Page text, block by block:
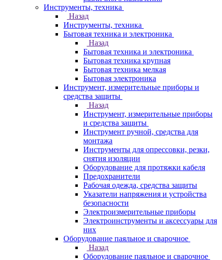
Инструменты, техника
Назад
Инструменты, техника
Бытовая техника и электроника
Назад
Бытовая техника и электроника
Бытовая техника крупная
Бытовая техника мелкая
Бытовая электроника
Инструмент, измерительные приборы и
средства защиты
Назад
Инструмент, измерительные приборы
и средства защиты
Инструмент ручной, средства для
монтажа
Инструменты для опрессовки, резки,
снятия изоляции
Оборудование для протяжки кабеля
Предохранители
Рабочая одежда, средства защиты
Указатели напряжения и устройства
безопасности
Электроизмерительные приборы
Электроинструменты и аксессуары для
них
Оборудование паяльное и сварочное
Назад
Оборудование паяльное и сварочное